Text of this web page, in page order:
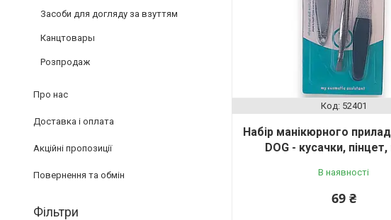
52401
Набір манікюрного
DOG - кусачки,
В наявності
69 ₴
Засоби для догляду за взуттям
Канцтовары
Розпродаж
Про нас
Доставка і оплата
Акційні пропозиції
Повернення та обмін
Фільтри